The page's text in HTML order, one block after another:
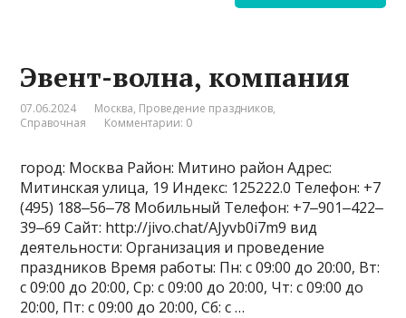
Эвент-волна, компания
07.06.2024 Москва, Проведение праздников,
Справочная
Комментарии: 0
город: Москва Район: Митино район Адрес:
Митинская улица, 19 Индекс: 125222.0 Телефон: +7
(495) 188‒56‒78 Мобильный Телефон: +7‒901‒422‒
39‒69 Сайт: http://jivo.chat/AJyvb0i7m9 вид
деятельности: Организация и проведение
праздников Время работы: Пн: с 09:00 до 20:00, Вт:
с 09:00 до 20:00, Ср: с 09:00 до 20:00, Чт: с 09:00 до
20:00, Пт: с 09:00 до 20:00, Сб: с …